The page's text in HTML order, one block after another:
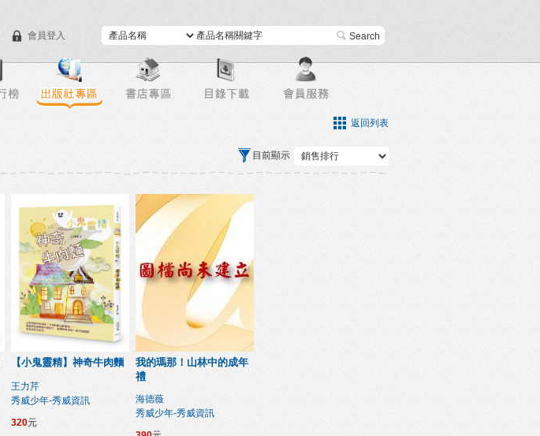
會員登入 進階搜尋
返回列表
目前顯示
【小鬼靈精】神奇牛肉麵
王力芹
秀威少年-秀威資訊
320元
我的瑪那！山林中的成年
禮
海德薇
秀威少年-秀威資訊